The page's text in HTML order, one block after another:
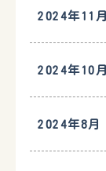
2024年11月
2024年10月
2024年8月